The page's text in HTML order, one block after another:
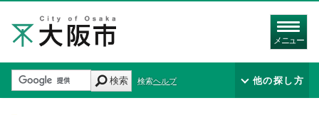
メニュー
検索 検索ヘルプ 他の探し方